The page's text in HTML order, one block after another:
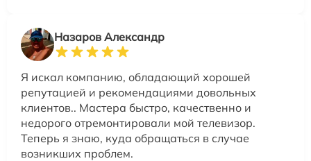
Назаров Александр
Я искал компанию, обладающий хорошей
репутацией и рекомендациями довольных
клиентов.. Мастера быстро, качественно и
недорого отремонтировали мой телевизор.
Теперь я знаю, куда обращаться в случае
возникших проблем.